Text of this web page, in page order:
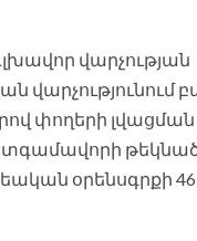
վարչության
վարչությունում
փողերի լվացման
օրենսգրքի